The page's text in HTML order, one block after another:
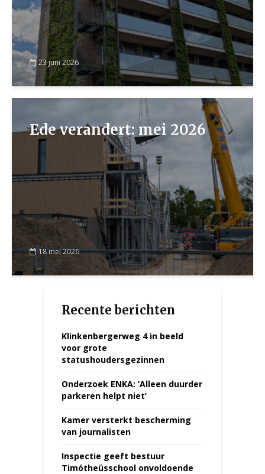
23 juni 2026
Ede verandert: mei 2026
18 mei 2026
Recente berichten
Klinkenbergerweg 4 in beeld
voor grote
statushoudersgezinnen
Onderzoek ENKA: ‘Alleen duurder
parkeren helpt niet’
Kamer versterkt bescherming
van journalisten
Inspectie geeft bestuur
Timótheüsschool onvoldoende